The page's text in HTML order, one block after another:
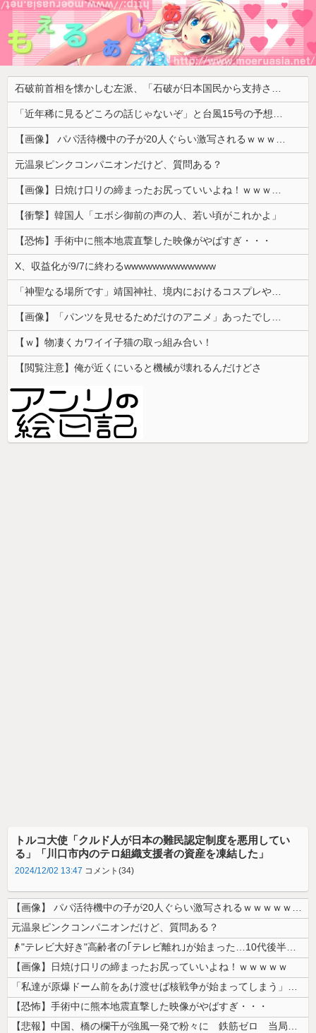
石破前首相を懐かしむ左派、「石破が日本国民から支持されまくっていた」と主張してしまうも……
「近年稀に見るどころの話じゃないぞ」と台風15号の予想進路に困惑する人が多数、偏西風が全く通用していないんだけど……
【画像】 パパ活待機中の子が20人ぐらい激写されるｗｗｗｗｗｗｗｗｗｗｗ
元温泉ピンクコンパニオンだけど、質問ある？
【画像】日焼け口リの締まったお尻っていいよね！ｗｗｗｗｗ
【衝撃】韓国人「エボシ御前の声の人、若い頃がこれかよ」
【恐怖】手術中に熊本地震直撃した映像がやばすぎ・・・
X、収益化が9/7に終わるwwwwwwwwwwwww
「神聖なる場所です」靖国神社、境内におけるコスプレや軍装の禁止を発表
【画像】「パンツを見せるためだけのアニメ」あったでしょｗｗｗｗｗ
【ｗ】物凄くカワイイ子猫の取っ組み合い！
【閲覧注意】俺が近くにいると機械が壊れるんだけどさ
トルコ大使「クルド人が日本の難民認定制度を悪用してい
る」「川口市内のテロ組織支援者の資産を凍結した」
2024/12/02 13:47 コメント(34)
【画像】 パパ活待機中の子が20人ぐらい激写されるｗｗｗｗｗｗｗｗｗｗ...
元温泉ピンクコンパニオンだけど、質問ある？
👴"テレビ大好き"高齢者の｢テレビ離れ｣が始まった…10代後半～20...
【画像】日焼け口リの締まったお尻っていいよね！ｗｗｗｗｗ
「私達が原爆ドーム前をあけ渡せば核戦争が始まってしまう」と訴える市民団...
【恐怖】手術中に熊本地震直撃した映像がやばすぎ・・・
【悲報】中国、橋の欄干が強風一発で粉々に 鉄筋ゼロ 当局「接着剤でくっ...